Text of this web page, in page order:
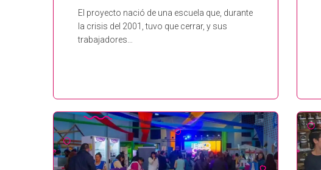
El proyecto nació de una escuela que, durante
la crisis del 2001, tuvo que cerrar, y sus
trabajadores…